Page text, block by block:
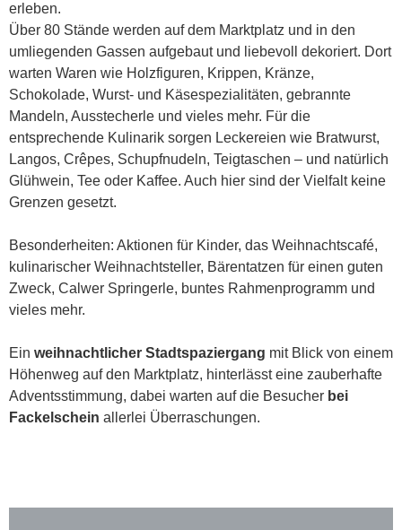
erleben.
Über 80 Stände werden auf dem Marktplatz und in den
umliegenden Gassen aufgebaut und liebevoll dekoriert. Dort
warten Waren wie Holzfiguren, Krippen, Kränze,
Schokolade, Wurst- und Käsespezialitäten, gebrannte
Mandeln, Ausstecherle und vieles mehr. Für die
entsprechende Kulinarik sorgen Leckereien wie Bratwurst,
Langos, Crêpes, Schupfnudeln, Teigtaschen – und natürlich
Glühwein, Tee oder Kaffee. Auch hier sind der Vielfalt keine
Grenzen gesetzt.
Besonderheiten: Aktionen für Kinder, das Weihnachtscafé,
kulinarischer Weihnachtsteller, Bärentatzen für einen guten
Zweck, Calwer Springerle, buntes Rahmenprogramm und
vieles mehr.
Ein weihnachtlicher Stadtspaziergang mit Blick von einem
Höhenweg auf den Marktplatz, hinterlässt eine zauberhafte
Adventsstimmung, dabei warten auf die Besucher bei
Fackelschein allerlei Überraschungen.